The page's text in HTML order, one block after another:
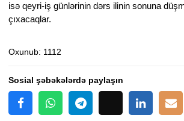
isə qeyri-iş günlərinin dərs ilinin sonuna
çıxacaqlar.
Oxunub: 1112
Sosial şəbəkələrdə paylaşın